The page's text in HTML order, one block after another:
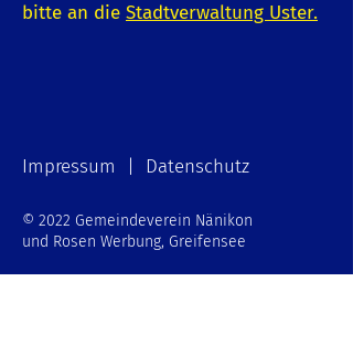
bitte an die Stadtverwaltung Uster.
Impressum | Datenschutz
© 2022 Gemeindeverein Nänikon
und Rosen Werbung, Greifensee